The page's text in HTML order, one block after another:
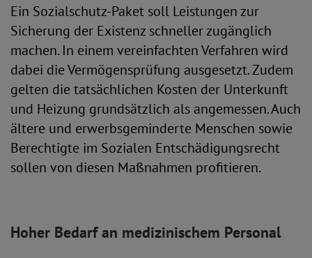
Ein Sozialschutz-Paket soll Leistungen zur
Sicherung der Existenz schneller zugänglich
machen. In einem vereinfachten Verfahren wird
dabei die Vermögensprüfung ausgesetzt. Zudem
gelten die tatsächlichen Kosten der Unterkunft
und Heizung grundsätzlich als angemessen. Auch
ältere und erwerbsgeminderte Menschen sowie
Berechtigte im Sozialen Entschädigungsrecht
sollen von diesen Maßnahmen profitieren.
Hoher Bedarf an medizinischem Personal